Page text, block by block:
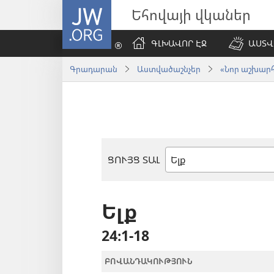
JW.ORG Եհովայի վկաներ
ԳԼԽԱՎՈՐ ԷՋ
Գրադարան Աստվածաշնչեր «Նոր
ՑՈՒՅՑ ՏԱԼ
Աստվածաշնչյան
Ելք
24։1-18
ԲՈՎԱՆԴԱԿՈՒԹՅՈՒՆ